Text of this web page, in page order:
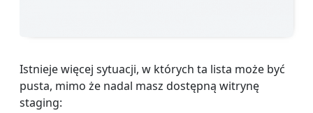
Istnieje więcej sytuacji, w których ta lista może być
pusta, mimo że nadal masz dostępną witrynę
staging: